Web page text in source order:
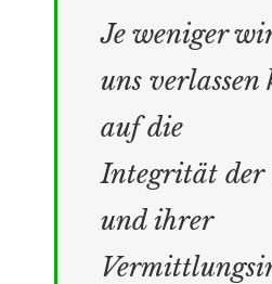
Je weniger
uns verlassen
auf die
Integrität der
und ihrer